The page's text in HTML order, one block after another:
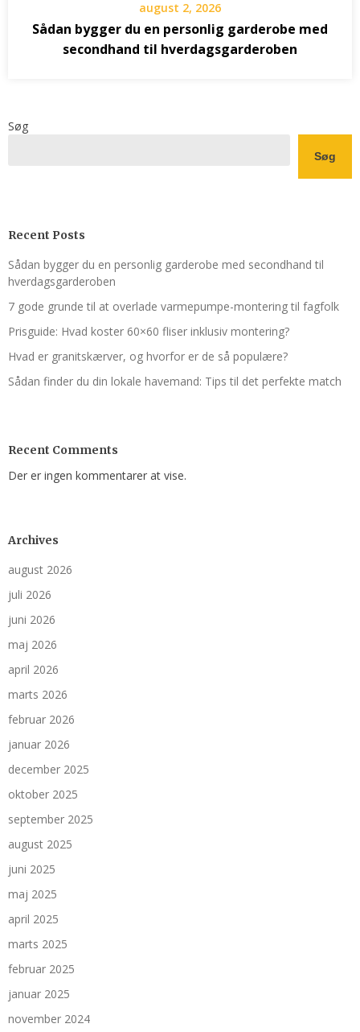
august 2, 2026
Sådan bygger du en personlig garderobe med
secondhand til hverdagsgarderoben
Søg
Søg
Recent Posts
Sådan bygger du en personlig garderobe med secondhand til
hverdagsgarderoben
7 gode grunde til at overlade varmepumpe-montering til fagfolk
Prisguide: Hvad koster 60×60 fliser inklusiv montering?
Hvad er granitskærver, og hvorfor er de så populære?
Sådan finder du din lokale havemand: Tips til det perfekte match
Recent Comments
Der er ingen kommentarer at vise.
Archives
august 2026
juli 2026
juni 2026
maj 2026
april 2026
marts 2026
februar 2026
januar 2026
december 2025
oktober 2025
september 2025
august 2025
juni 2025
maj 2025
april 2025
marts 2025
februar 2025
januar 2025
november 2024